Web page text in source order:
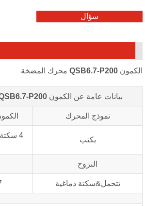
سؤال
QSB6.7-P200 محرك المضخة
بيانات عامة عن الكمونQSB6.7-P200
نموذج المحرك الكمون
يكتب
النزوح
تتحمل&سكتة دماغية